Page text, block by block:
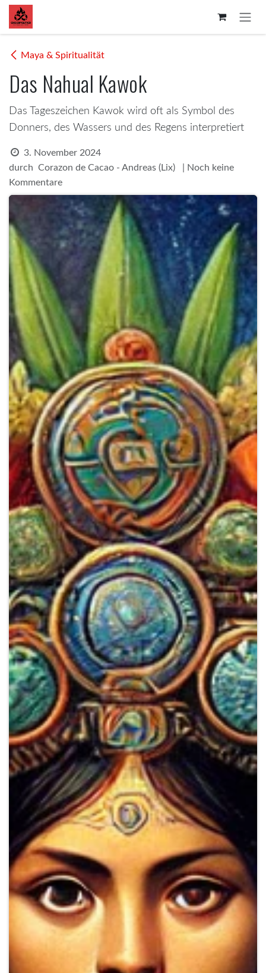
Zum Inhalt springen
Maya & Spiritualität
Das Nahual Kawok
Das Tageszeichen Kawok wird oft als Symbol des
Donners, des Wassers und des Regens interpretiert
3. November 2024
durch Corazon de Cacao - Andreas (Lix)
| Noch keine
Kommentare